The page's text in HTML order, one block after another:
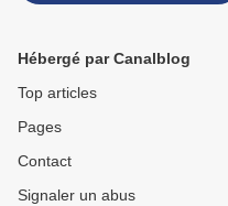
Hébergé par Canalblog
Top articles
Pages
Contact
Signaler un abus